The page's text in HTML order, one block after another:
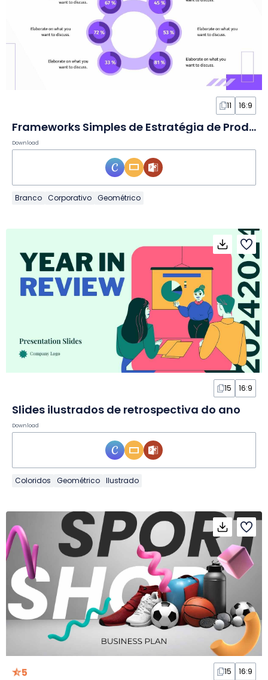
11 16:9
Frameworks Simples de Estratégia de Produto em Infográfico
Download
Branco Corporativo Geométrico
15 16:9
Slides ilustrados de retrospectiva do ano
Download
Coloridos Geométrico Ilustrado
5 15 16:9